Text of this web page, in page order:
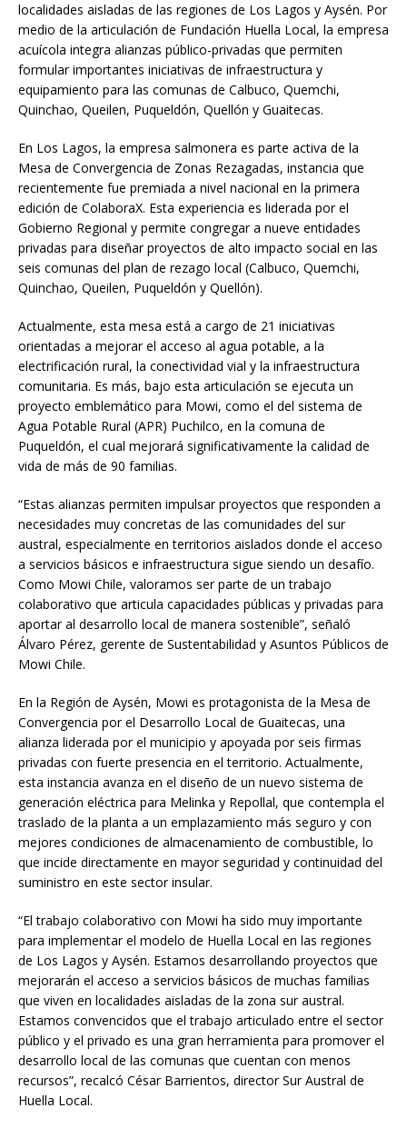
localidades aisladas de las regiones de Los Lagos y Aysén. Por
medio de la articulación de Fundación Huella Local, la empresa
acuícola integra alianzas público-privadas que permiten
formular importantes iniciativas de infraestructura y
equipamiento para las comunas de Calbuco, Quemchi,
Quinchao, Queilen, Puqueldón, Quellón y Guaitecas.
En Los Lagos, la empresa salmonera es parte activa de la
Mesa de Convergencia de Zonas Rezagadas, instancia que
recientemente fue premiada a nivel nacional en la primera
edición de ColaboraX. Esta experiencia es liderada por el
Gobierno Regional y permite congregar a nueve entidades
privadas para diseñar proyectos de alto impacto social en las
seis comunas del plan de rezago local (Calbuco, Quemchi,
Quinchao, Queilen, Puqueldón y Quellón).
Actualmente, esta mesa está a cargo de 21 iniciativas
orientadas a mejorar el acceso al agua potable, a la
electrificación rural, la conectividad vial y la infraestructura
comunitaria. Es más, bajo esta articulación se ejecuta un
proyecto emblemático para Mowi, como el del sistema de
Agua Potable Rural (APR) Puchilco, en la comuna de
Puqueldón, el cual mejorará significativamente la calidad de
vida de más de 90 familias.
“Estas alianzas permiten impulsar proyectos que responden a
necesidades muy concretas de las comunidades del sur
austral, especialmente en territorios aislados donde el acceso
a servicios básicos e infraestructura sigue siendo un desafío.
Como Mowi Chile, valoramos ser parte de un trabajo
colaborativo que articula capacidades públicas y privadas para
aportar al desarrollo local de manera sostenible”, señaló
Álvaro Pérez, gerente de Sustentabilidad y Asuntos Públicos de
Mowi Chile.
En la Región de Aysén, Mowi es protagonista de la Mesa de
Convergencia por el Desarrollo Local de Guaitecas, una
alianza liderada por el municipio y apoyada por seis firmas
privadas con fuerte presencia en el territorio. Actualmente,
esta instancia avanza en el diseño de un nuevo sistema de
generación eléctrica para Melinka y Repollal, que contempla el
traslado de la planta a un emplazamiento más seguro y con
mejores condiciones de almacenamiento de combustible, lo
que incide directamente en mayor seguridad y continuidad del
suministro en este sector insular.
“El trabajo colaborativo con Mowi ha sido muy importante
para implementar el modelo de Huella Local en las regiones
de Los Lagos y Aysén. Estamos desarrollando proyectos que
mejorarán el acceso a servicios básicos de muchas familias
que viven en localidades aisladas de la zona sur austral.
Estamos convencidos que el trabajo articulado entre el sector
público y el privado es una gran herramienta para promover el
desarrollo local de las comunas que cuentan con menos
recursos”, recalcó César Barrientos, director Sur Austral de
Huella Local.